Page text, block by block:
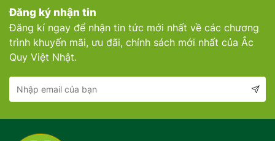
Đăng ký nhận tin
Đăng kí ngay để nhận tin tức mới nhất về các chương
trình khuyến mãi, ưu đãi, chính sách mới nhất của Ắc
Quy Việt Nhật.